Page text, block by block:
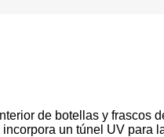
de botellas y frascos
un túnel UV para